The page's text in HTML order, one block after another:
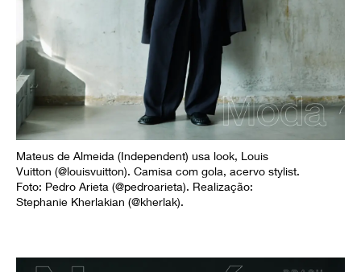
Mateus de Almeida (Independent) usa look, Louis
Vuitton (@louisvuitton). Camisa com gola, acervo stylist.
Foto: Pedro Arieta (@pedroarieta). Realização:
Stephanie Kherlakian (@kherlak).